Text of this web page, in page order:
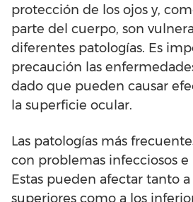
protección de los ojos y,
parte del cuerpo, son
diferentes patologías. Es
precaución las
dado que pueden causar
la superficie ocular.
Las patologías más
con problemas infecciosos
Estas pueden afectar tanto
superiores como a los